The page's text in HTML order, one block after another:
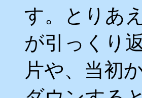
す。とりあ
が引っくり
片や、当初